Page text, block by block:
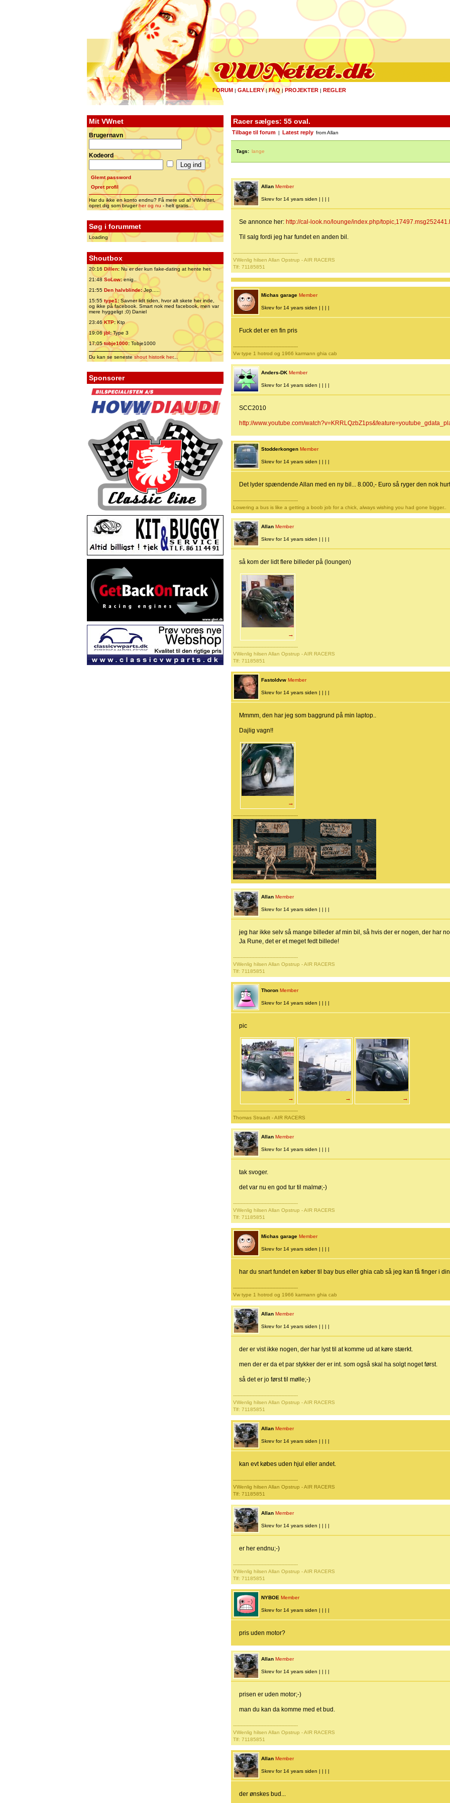
FORUM | GALLERY|FAQ | PROJEKTER | REGLER
Mit VWnet
Brugernavn
Kodeord
Glemt password
Opret profil
Har du ikke en konto endnu? Få mere ud af VWnettet,
opret dig som brugerher og nu - helt gratis...
Søg i forummet
Loading
Shoutbox
20:16 Dillen: Nu er der kun fake-dating at hente her.
21:48 SoLow:enig..
21:55 Den halvblinde:Jep.....
15:55 type1:Savner lidt tiden, hvor alt skete her inde,
og ikke på facebook. Smart nok med facebook, men var
mere hyggeligt ;0) Daniel
23:46 KTP:Ktp
19:06jbl:Type 3
17:05tobje1000: Tobje1000
Du kan se senesteshout historik her...
Sponsorer
Racer sælges: 55 oval.
Tilbage til forum Latest reply from Allan
Tags: lange
Allan Member
Skrev for 14 years siden | | | |
Se annonce her: http://cal-look.no/lounge/index.php/
Til salg fordi jeg har fundet en anden bil.
-------------------------------------------
VWenlig hilsen Allan Opstrup - AIR RACERS
Tlf: 71185851
Michas garage Member
Skrev for 14 years siden | | | |
Fuck det er en fin pris
-------------------------------------------
Vw type 1 hotrod og 1966 karmann ghia cab
Anders-DK Member
Skrev for 14 years siden | | | |
SCC2010
http://www.youtube.com/
Stodderkongen Member
Skrev for 14 years siden | | | |
Det lyder spændende Allan med en ny bil... 8.000,- Euro så ryger den nok
-------------------------------------------
Lowering a bus is like a getting a boob job for a chick, always wishing you had gone bigger..
Allan Member
Skrev for 14 years siden | | | |
så kom der lidt flere billeder på (loungen)
→
-------------------------------------------
VWenlig hilsen Allan Opstrup - AIR RACERS
Tlf: 71185851
Fastoldvw Member
Skrev for 14 years siden | | | |
Mmmm, den har jeg som baggrund på min laptop..
Dajlig vagn!!
→
-------------------------------------------
Allan Member
Skrev for 14 years siden | | | |
jeg har ikke selv så mange billeder af min bil, så hvis der er nogen, der har
Ja Rune, det er et meget fedt billede!
-------------------------------------------
VWenlig hilsen Allan Opstrup - AIR RACERS
Tlf: 71185851
Thoron Member
Skrev for 14 years siden | | | |
pic
→ → →
-------------------------------------------
Thomas Straadt - AIR RACERS
Allan Member
Skrev for 14 years siden | | | |
tak svoger.
det var nu en god tur til malmø;-)
-------------------------------------------
VWenlig hilsen Allan Opstrup - AIR RACERS
Tlf: 71185851
Michas garage Member
Skrev for 14 years siden | | | |
har du snart fundet en køber til bay bus eller ghia cab så jeg kan få finger i din
-------------------------------------------
Vw type 1 hotrod og 1966 karmann ghia cab
Allan Member
Skrev for 14 years siden | | | |
der er vist ikke nogen, der har lyst til at komme ud at køre stærkt.
men der er da et par stykker der er int. som også skal ha solgt noget først.
så det er jo først til mølle;-)
-------------------------------------------
VWenlig hilsen Allan Opstrup - AIR RACERS
Tlf: 71185851
Allan Member
Skrev for 14 years siden | | | |
kan evt købes uden hjul eller andet.
-------------------------------------------
VWenlig hilsen Allan Opstrup - AIR RACERS
Tlf: 71185851
Allan Member
Skrev for 14 years siden | | | |
er her endnu;-)
-------------------------------------------
VWenlig hilsen Allan Opstrup - AIR RACERS
Tlf: 71185851
NYBOE Member
Skrev for 14 years siden | | | |
pris uden motor?
Allan Member
Skrev for 14 years siden | | | |
prisen er uden motor;-)
man du kan da komme med et bud.
-------------------------------------------
VWenlig hilsen Allan Opstrup - AIR RACERS
Tlf: 71185851
Allan Member
Skrev for 14 years siden | | | |
der ønskes bud...